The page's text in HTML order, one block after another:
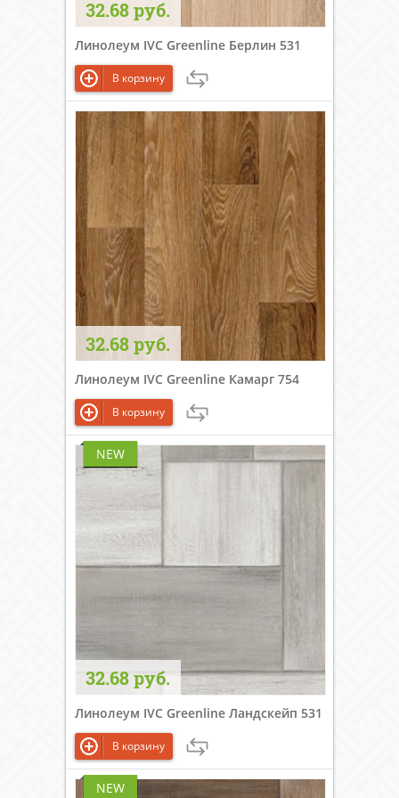
32.68 руб.
Линолеум IVC Greenline Берлин 531
В корзину
32.68 руб.
Линолеум IVC Greenline Камарг 754
В корзину
NEW
32.68 руб.
Линолеум IVC Greenline Ландскейп 531
В корзину
NEW